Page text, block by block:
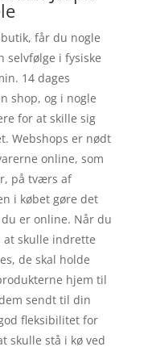
får du nogle
selvfølge i fysiske
14 dages
shop, og i nogle
for at skille sig
Webshops er nødt
online, som
på tværs af
i købet gøre det
er online. Når du
skulle indrette
de skal holde
hjem til
sendt til din
fleksibilitet for
skulle stå i kø ved